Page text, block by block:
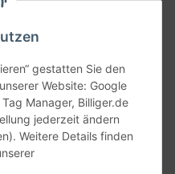
gestatten Sie den
Website: Google
Manager, Billiger.de
jederzeit ändern
Weitere Details finden